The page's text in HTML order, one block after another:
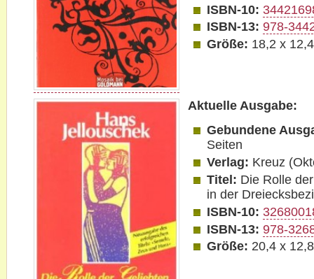
ISBN-10:
ISBN-13: 978-
Größe: 18,2 x
Aktuelle Ausgabe:
Gebundene
Seiten
Verlag: Kreuz
Titel: Die Rolle
in der
ISBN-10:
ISBN-13: 978-
Größe: 20,4 x